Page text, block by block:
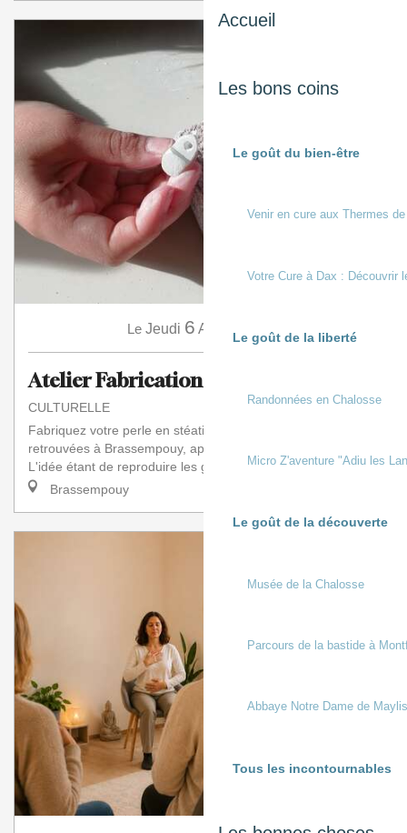
Accueil
Les bons coins
Le goût du bien-être
Venir en cure aux Thermes
Votre Cure à Dax : Découvrir
Le goût de la liberté
Randonnées en Chalosse
Micro Z'aventure "Adiu les
Le goût de la découverte
Musée de la Chalosse
Parcours de la bastide à
Abbaye Notre Dame de Maylis
Tous les incontournables
Le Jeudi 6 Août à 14:30
Atelier Fabrication d'un bijou
CULTURELLE
Fabriquez votre perle en stéatite (talc) semblable à celles
retrouvées à Brassempouy, appelées des perles paniers.
L'idée étant de reproduire les gest...
Brassempouy